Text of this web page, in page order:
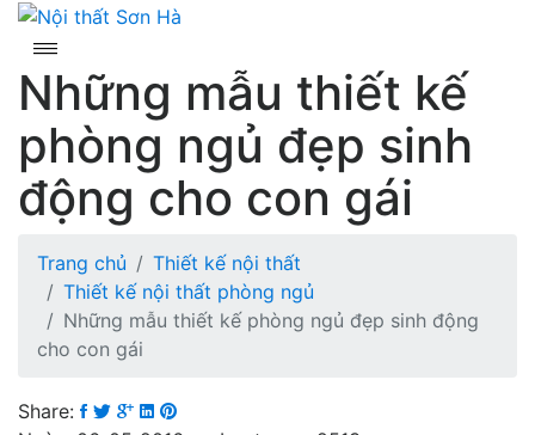
Skip
content
Những mẫu thiết kế
phòng ngủ đẹp sinh
động cho con gái
Trang chủ
Thiết kế nội thất
Thiết kế nội thất phòng ngủ
Những mẫu thiết kế phòng ngủ đẹp sinh động
cho con gái
Share: